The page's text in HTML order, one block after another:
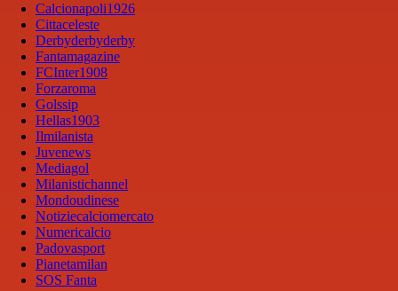
Calcionapoli1926
Cittaceleste
Derbyderbyderby
Fantamagazine
FCInter1908
Forzaroma
Golssip
Hellas1903
Ilmilanista
Juvenews
Mediagol
Milanistichannel
Mondoudinese
Notiziecalciomercato
Numericalcio
Padovasport
Pianetamilan
SOS Fanta